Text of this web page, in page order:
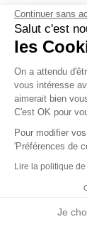
CONTACT
04 42 20 78
Du lundi au jeudi
vendredi de 8h30
Continuer sans
Salut c'est
les
On a attendu
vous intéresse
aimerait bien
C'est OK pour
Pour modifier
'Préférences de
Lire la politique
Je